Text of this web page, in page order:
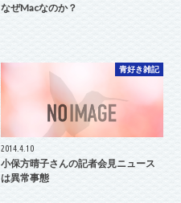
なぜMacなのか？
青好き雑記
2014.4.10
小保方晴子さんの記者会見ニュース
は異常事態